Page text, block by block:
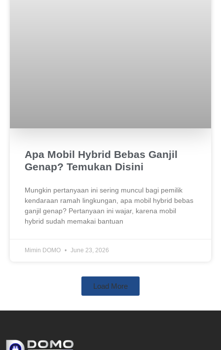
Apa Mobil Hybrid Bebas Ganjil
Genap? Temukan Disini
Mungkin pertanyaan ini sering muncul bagi pemilik
kendaraan ramah lingkungan, apa mobil hybrid bebas
ganjil genap? Pertanyaan ini wajar, karena mobil
hybrid sudah memakai bantuan
Mimin DOMO June 23, 2026
Load More